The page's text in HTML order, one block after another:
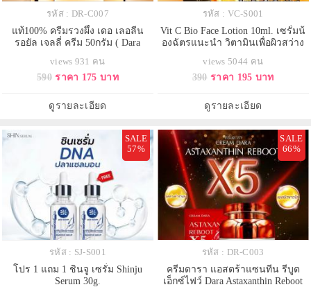
รหัส : DR-C007
แท้100% ครีมรวงผึ้ง เดอ เลอลีน
รอยัล เจลลี่ ครีม 50กรัม ( Dara
views 931 คน
590 ราคา 175 บาท
ดูรายละเอียด
รหัส : VC-S001
Vit C Bio Face Lotion 10ml. เซรั่มน้
องฉัตรแนะนำ วิตามินเพื่อผิวสว่าง
views 5044 คน
390 ราคา 195 บาท
ดูรายละเอียด
SALE
57%
รหัส : SJ-S001
โปร 1 แถม 1 ชินจู เซรั่ม Shinju
Serum 30g.
SALE
66%
รหัส : DR-C003
ครีมดารา แอสตร้าแซนทีน รีบูต
เอ็กซ์ไฟว์ Dara Astaxanthin Reboot